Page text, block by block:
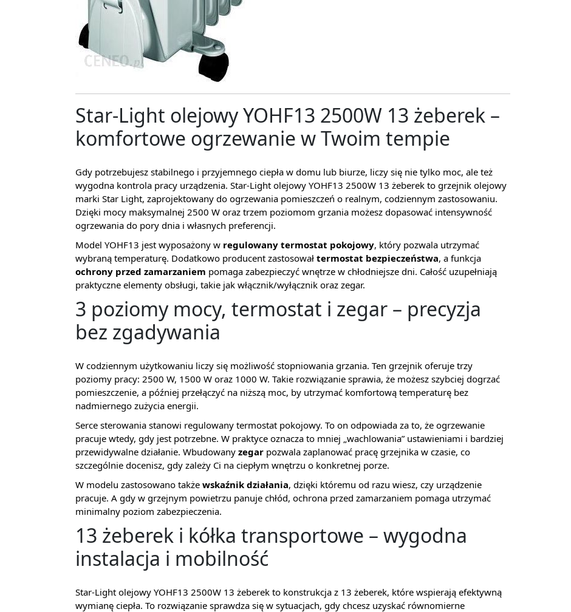
Star-Light olejowy YOHF13 2500W 13 żeberek –
komfortowe ogrzewanie w Twoim tempie
Gdy potrzebujesz stabilnego i przyjemnego ciepła w domu lub biurze, liczy się nie tylko moc, ale też
wygodna kontrola pracy urządzenia. Star-Light olejowy YOHF13 2500W 13 żeberek to grzejnik olejowy
marki Star Light, zaprojektowany do ogrzewania pomieszczeń o realnym, codziennym zastosowaniu.
Dzięki mocy maksymalnej 2500 W oraz trzem poziomom grzania możesz dopasować intensywność
ogrzewania do pory dnia i własnych preferencji.
Model YOHF13 jest wyposażony w regulowany termostat pokojowy, który pozwala utrzymać
wybraną temperaturę. Dodatkowo producent zastosował termostat bezpieczeństwa, a funkcja
ochrony przed zamarzaniem pomaga zabezpieczyć wnętrze w chłodniejsze dni. Całość uzupełniają
praktyczne elementy obsługi, takie jak włącznik/wyłącznik oraz zegar.
3 poziomy mocy, termostat i zegar – precyzja
bez zgadywania
W codziennym użytkowaniu liczy się możliwość stopniowania grzania. Ten grzejnik oferuje trzy
poziomy pracy: 2500 W, 1500 W oraz 1000 W. Takie rozwiązanie sprawia, że możesz szybciej dogrzać
pomieszczenie, a później przełączyć na niższą moc, by utrzymać komfortową temperaturę bez
nadmiernego zużycia energii.
Serce sterowania stanowi regulowany termostat pokojowy. To on odpowiada za to, że ogrzewanie
pracuje wtedy, gdy jest potrzebne. W praktyce oznacza to mniej „wachlowania” ustawieniami i bardziej
przewidywalne działanie. Wbudowany zegar pozwala zaplanować pracę grzejnika w czasie, co
szczególnie docenisz, gdy zależy Ci na ciepłym wnętrzu o konkretnej porze.
W modelu zastosowano także wskaźnik działania, dzięki któremu od razu wiesz, czy urządzenie
pracuje. A gdy w grzejnym powietrzu panuje chłód, ochrona przed zamarzaniem pomaga utrzymać
minimalny poziom zabezpieczenia.
13 żeberek i kółka transportowe – wygodna
instalacja i mobilność
Star-Light olejowy YOHF13 2500W 13 żeberek to konstrukcja z 13 żeberek, które wspierają efektywną
wymianę ciepła. To rozwiązanie sprawdza się w sytuacjach, gdy chcesz uzyskać równomierne